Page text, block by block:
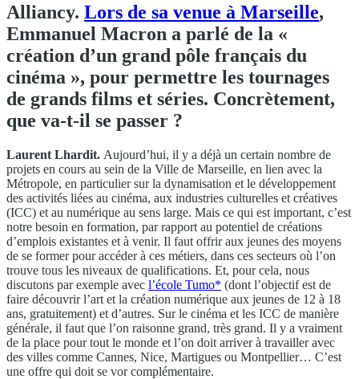
Alliancy. Lors de sa venue à Marseille,
Emmanuel Macron a parlé de la «
création d’un grand pôle français du
cinéma », pour permettre les tournages
de grands films et séries. Concrètement,
que va-t-il se passer ?
Laurent Lhardit. Aujourd’hui, il y a déjà un certain nombre de
projets en cours au sein de la Ville de Marseille, en lien avec la
Métropole, en particulier sur la dynamisation et le développement
des activités liées au cinéma, aux industries culturelles et créatives
(ICC) et au numérique au sens large. Mais ce qui est important, c’est
notre besoin en formation, par rapport au potentiel de créations
d’emplois existantes et à venir. Il faut offrir aux jeunes des moyens
de se former pour accéder à ces métiers, dans ces secteurs où l’on
trouve tous les niveaux de qualifications. Et, pour cela, nous
discutons par exemple avec l’école Tumo* (dont l’objectif est de
faire découvrir l’art et la création numérique aux jeunes de 12 à 18
ans, gratuitement) et d’autres. Sur le cinéma et les ICC de manière
générale, il faut que l’on raisonne grand, très grand. Il y a vraiment
de la place pour tout le monde et l’on doit arriver à travailler avec
des villes comme Cannes, Nice, Martigues ou Montpellier… C’est
une offre qui doit se vor complémentaire.